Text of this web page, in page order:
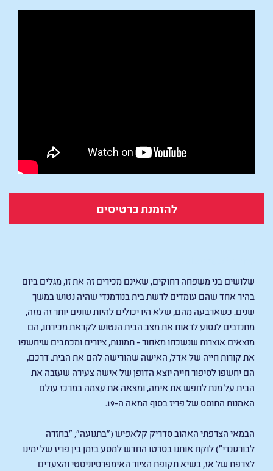
להזמנת כרטיסים
שלושים בני משפחה רחוקים, שאינם מכירים זה את זו, מגלים ביום
בהיר אחד שהם עומדים לרשת בית בנורמנדי שהיה נטוש במשך
שנים. כשארבעה מהם, שלא היו יכולים להיות שונים יותר זה מזה,
מתנדבים לנסוע לראות את מצב הבית הנטוש לקראת מכירתו, הם
מוצאים אוצרות שנשכחו מאחור - תמונות, ציורים ומכתבים שיחשפו
את קורות חייה של אדל, האישה שהורישה להם את הבית. דרכם,
הם יחשפו לסיפור חייה יוצא הדופן של אישה צעירה שעזבה את
הבית על מנת לחפש את אימה, ומצאה את עצמה במרכז עולם
האמנות התוסס של פריז בסוף המאה ה-19.
הבמאי הצרפתי האהוב סדריק קלאפיש ("בתנועה", "בחזרה
לבורגונדי") לוקח אותנו בסרטו החדש למסע בזמן בין פריז של ימינו
לצרפת של אז, בשיא תקופת הציור האימפרסיוניסטי והצעדים